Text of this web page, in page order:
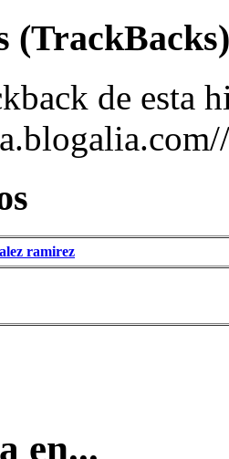
(TrackBacks)
de esta
ramirez
en...